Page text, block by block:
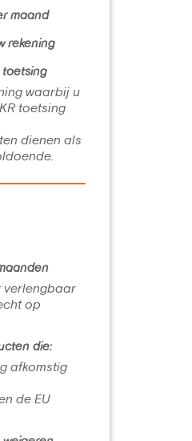
maand
rekening
toetsing
waarbij u
toetsing
dienen als
verlengbaar
op
die:
afkomstig
de EU